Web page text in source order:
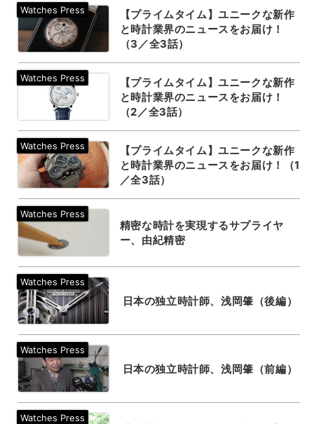
【プライムタイム】ユニークな新作
と時計業界のニュースをお届け！
（3／全3話）
【プライムタイム】ユニークな新作
と時計業界のニュースをお届け！
（2／全3話）
【プライムタイム】ユニークな新作
と時計業界のニュースをお届け！（1
／全3話）
精密な時計を実現するサプライヤ
ー、由紀精密
日本の独立時計師、浅岡肇（後編）
日本の独立時計師、浅岡肇（前編）